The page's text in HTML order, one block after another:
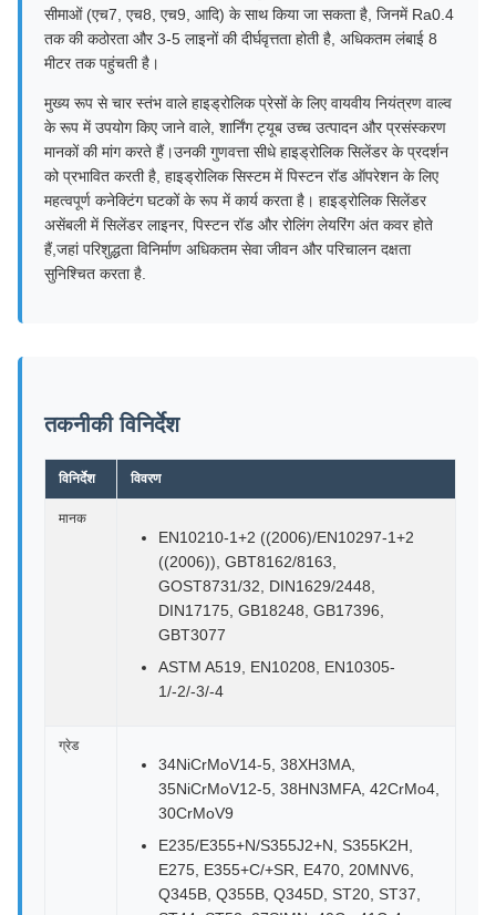
सीमाओं (एच7, एच8, एच9, आदि) के साथ किया जा सकता है, जिनमें Ra0.4
तक की कठोरता और 3-5 लाइनों की दीर्घवृत्तता होती है, अधिकतम लंबाई 8
मीटर तक पहुंचती है।
मुख्य रूप से चार स्तंभ वाले हाइड्रोलिक प्रेसों के लिए वायवीय नियंत्रण वाल्व
के रूप में उपयोग किए जाने वाले, शार्निंग ट्यूब उच्च उत्पादन और प्रसंस्करण
मानकों की मांग करते हैं।उनकी गुणवत्ता सीधे हाइड्रोलिक सिलेंडर के प्रदर्शन
को प्रभावित करती है, हाइड्रोलिक सिस्टम में पिस्टन रॉड ऑपरेशन के लिए
महत्वपूर्ण कनेक्टिंग घटकों के रूप में कार्य करता है। हाइड्रोलिक सिलेंडर
असेंबली में सिलेंडर लाइनर, पिस्टन रॉड और रोलिंग लेयरिंग अंत कवर होते
हैं,जहां परिशुद्धता विनिर्माण अधिकतम सेवा जीवन और परिचालन दक्षता
सुनिश्चित करता है.
तकनीकी विनिर्देश
विनिर्देश विवरण
मानक
EN10210-1+2 ((2006)/EN10297-1+2
((2006)), GBT8162/8163,
GOST8731/32, DIN1629/2448,
DIN17175, GB18248, GB17396,
GBT3077
ASTM A519, EN10208, EN10305-
1/-2/-3/-4
ग्रेड
34NiCrMoV14-5, 38XH3MA,
35NiCrMoV12-5, 38HN3MFA, 42CrMo4,
30CrMoV9
E235/E355+N/S355J2+N, S355K2H,
E275, E355+C/+SR, E470, 20MNV6,
Q345B, Q355B, Q345D, ST20, ST37,